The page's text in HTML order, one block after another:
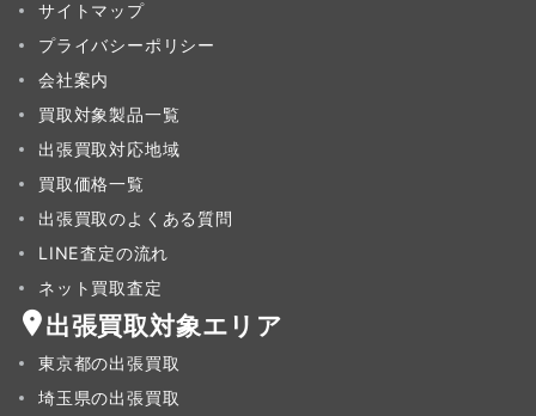
サイトマップ
プライバシーポリシー
会社案内
買取対象製品一覧
出張買取対応地域
買取価格一覧
出張買取のよくある質問
LINE査定の流れ
ネット買取査定
出張買取対象エリア
東京都の出張買取
埼玉県の出張買取